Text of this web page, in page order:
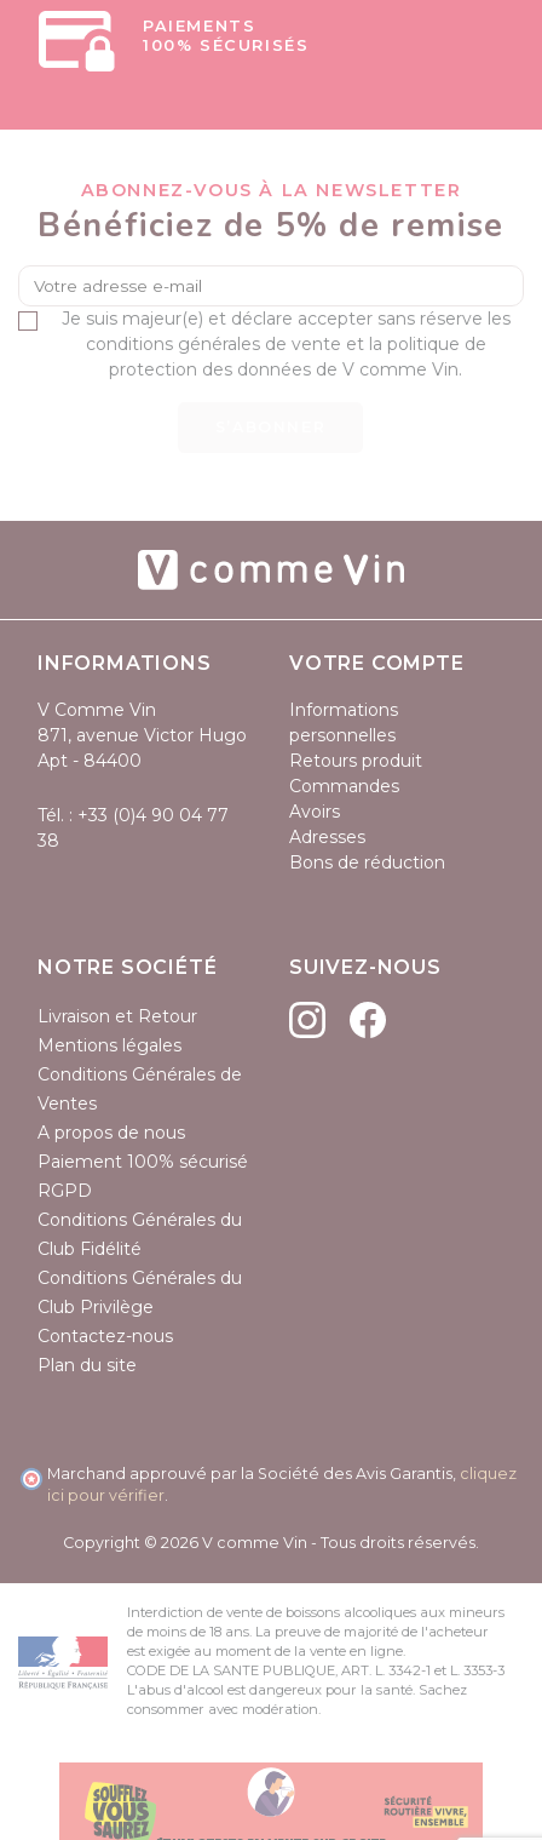
PAIEMENTS
100% SÉCURISÉS
ABONNEZ-VOUS À LA NEWSLETTER
Bénéficiez de 5% de remise
Je suis majeur(e) et déclare accepter sans réserve les
conditions générales de vente et la politique de
protection des données de V comme Vin.
INFORMATIONS
V Comme Vin
871, avenue Victor Hugo
Apt - 84400
Tél. : +33 (0)4 90 04 77
38
VOTRE COMPTE
Informations
personnelles
Retours produit
Commandes
Avoirs
Adresses
Bons de réduction
NOTRE SOCIÉTÉ
Livraison et Retour
Mentions légales
Conditions Générales de
Ventes
A propos de nous
Paiement 100% sécurisé
RGPD
Conditions Générales du
Club Fidélité
Conditions Générales du
Club Privilège
Contactez-nous
Plan du site
SUIVEZ-NOUS
Marchand approuvé par la Société des Avis Garantis, cliquez
ici pour vérifier.
Copyright © 2026 V comme Vin - Tous droits réservés.
Interdiction de vente de boissons alcooliques aux mineurs
de moins de 18 ans. La preuve de majorité de l'acheteur
est exigée au moment de la vente en ligne.
CODE DE LA SANTE PUBLIQUE, ART. L. 3342-1 et L. 3353-3
L'abus d'alcool est dangereux pour la santé. Sachez
consommer avec modération.